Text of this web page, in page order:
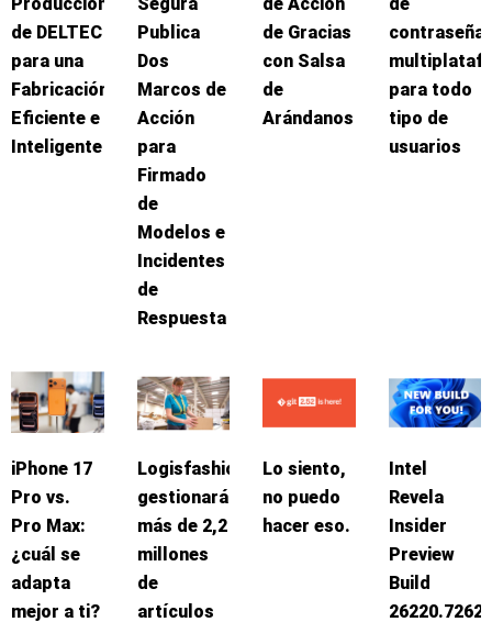
de DELTEC
para una
Fabricación
Eficiente e
Inteligente
Publica
Dos
Marcos de
Acción
para
Firmado
de
Modelos e
Incidentes
de
Respuesta
de Gracias
con Salsa
de
Arándanos
para todo
tipo de
usuarios
iPhone 17
Pro vs.
Pro Max:
¿cuál se
adapta
mejor a ti?
Logisfashion
gestionará
más de 2,2
millones
de
artículos
Lo siento,
no puedo
hacer eso.
Intel
Revela
Insider
Preview
Build
26220.7262